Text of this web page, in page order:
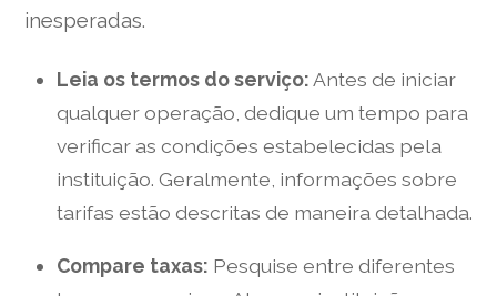
inesperadas.
Leia os termos do serviço: Antes de iniciar
qualquer operação, dedique um tempo para
verificar as condições estabelecidas pela
instituição. Geralmente, informações sobre
tarifas estão descritas de maneira detalhada.
Compare taxas: Pesquise entre diferentes